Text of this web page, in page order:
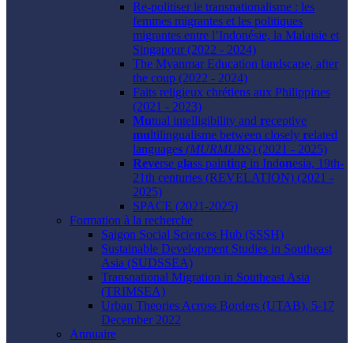
Re-politiser le transnationalisme : les
femmes migrantes et les politiques
migrantes entre l’Indonésie, la Malaisie et
Singapour (2022 - 2024)
The Myanmar Education landscape, after
the coup (2022 - 2024)
Faits religieux chrétiens aux Philippines
(2021 - 2023)
Mutual intelligibility and receptive
multilingualisme between closely related
languages (MURMURS) (2021 - 2025)
Reverse glass painting in Indonesia, 19th-
21th centuries (REVELATION) (2021 -
2025)
SPACE (2021-2025)
Formation à la recherche
Saigon Social Sciences Hub (SSSH)
Sustainable Development Studies in Southeast
Asia (SUDSSEA)
Transnational Migration in Southeast Asia
(TRIMSEA)
Urban Theories Across Borders (UTAB), 5-17
December 2022
Annuaire